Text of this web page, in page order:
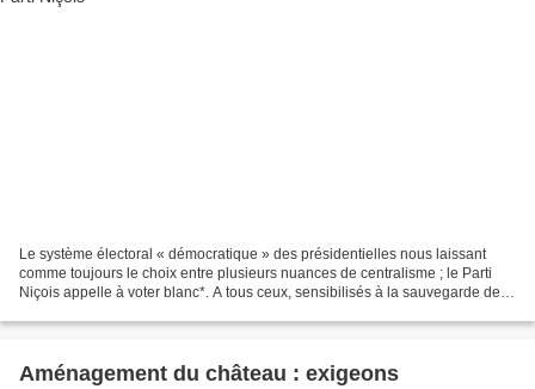
Le système électoral « démocratique » des présidentielles nous laissant
comme toujours le choix entre plusieurs nuances de centralisme ; le Parti
Niçois appelle à voter blanc*. A tous ceux, sensibilisés à la sauvegarde des
Aménagement du château : exigeons